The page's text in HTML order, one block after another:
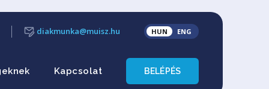
diakmunka@muisz.hu HUN ENG
Kapcsolat BELÉPÉS